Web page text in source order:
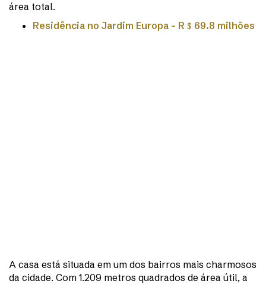
área total.
Residência no Jardim Europa – R ﹩ 69.8 milhões
A casa está situada em um dos bairros mais charmosos
da cidade. Com 1.209 metros quadrados de área útil, a